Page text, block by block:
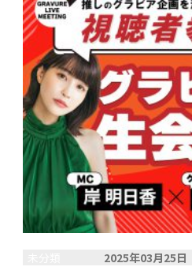
2025年03月25日